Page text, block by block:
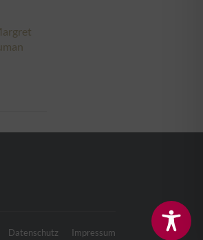
Datenschutz Impressum